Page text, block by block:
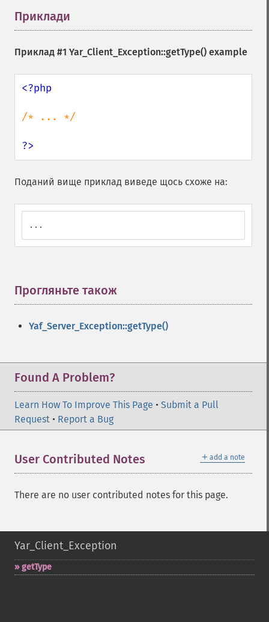
Приклади
Приклад #1 Yar_Client_Exception::getType() example
<?php
/* ... */
?>
Поданий вище приклад виведе щось схоже на:
...
Прогляньте також
Yaf_Server_Exception::getType()
Found A Problem?
Learn How To Improve This Page • Submit a Pull
Request • Report a Bug
＋ add a note
User Contributed Notes
There are no user contributed notes for this page.
Yar_Client_Exception
getType